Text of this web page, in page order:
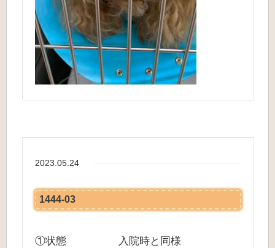
2023.05.24
1444-03
①状態 入院時と同様